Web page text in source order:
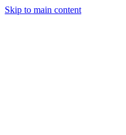
Skip to main content